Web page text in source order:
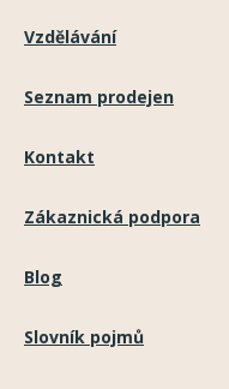
Vzdělávání
Seznam prodejen
Kontakt
Zákaznická podpora
Blog
Slovník pojmů